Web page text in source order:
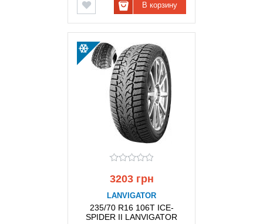
В корзину
3203 грн
LANVIGATOR
235/70 R16 106T ICE-
SPIDER II LANVIGATOR